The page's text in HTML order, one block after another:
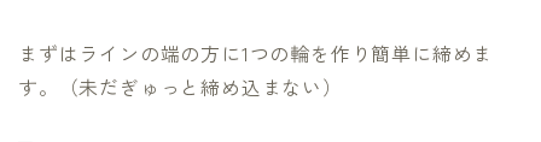
まずはラインの端の方に1つの輪を作り簡単に締めま
す。（未だぎゅっと締め込まない）